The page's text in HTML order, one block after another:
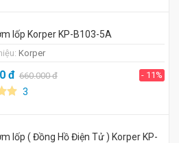
lốp Korper KP-B103-5A
Korper
đ 660.000đ - 11%
3
lốp ( Đồng Hồ Điện Tử ) Korper KP-